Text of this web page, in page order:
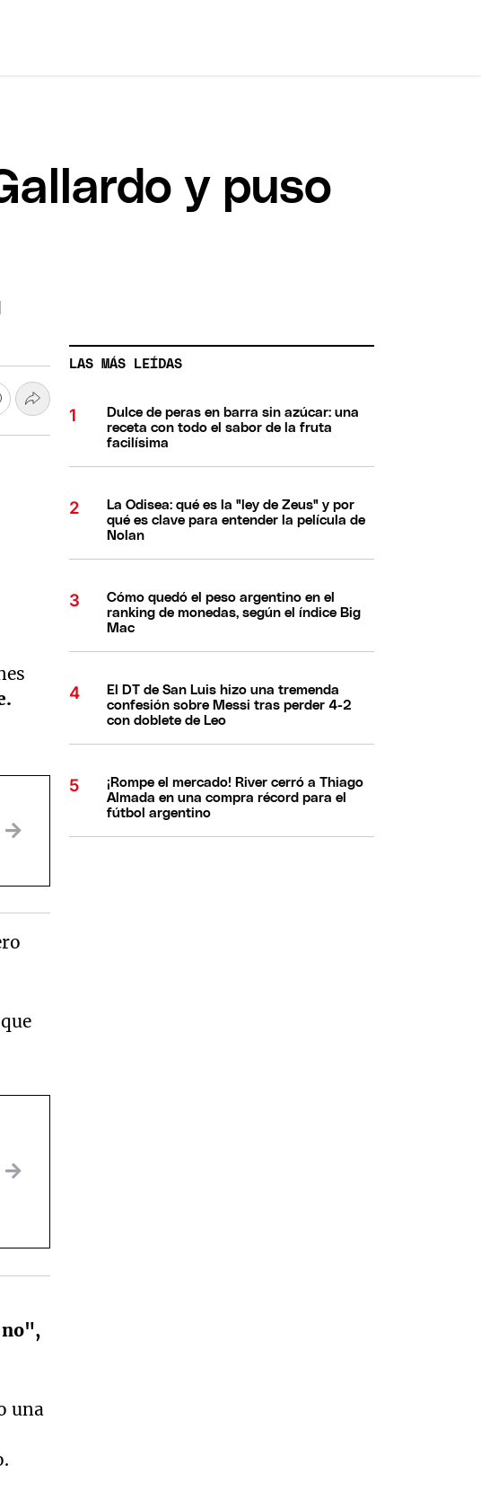
y puso
no",
una
LAS MÁS LEÍDAS
Dulce de peras en barra sin azúcar: una
receta con todo el sabor de la fruta
facilísima
La Odisea: qué es la "ley de Zeus" y por
qué es clave para entender la película de
Nolan
Cómo quedó el peso argentino en el
ranking de monedas, según el índice Big
Mac
El DT de San Luis hizo una tremenda
confesión sobre Messi tras perder 4-2
con doblete de Leo
¡Rompe el mercado! River cerró a Thiago
Almada en una compra récord para el
fútbol argentino